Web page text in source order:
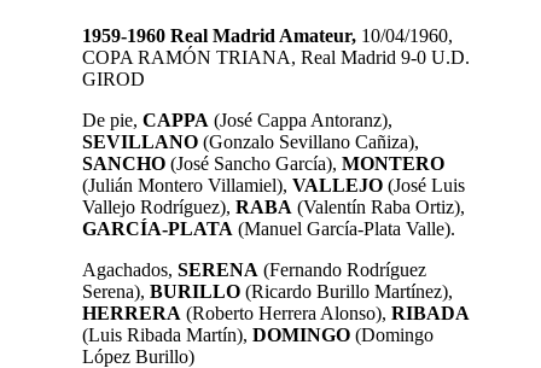
1959-1960 Real Madrid Amateur, 10/04/1960,
COPA RAMÓN TRIANA, Real Madrid 9-0 U.D.
GIROD
De pie, CAPPA (José Cappa Antoranz),
SEVILLANO (Gonzalo Sevillano Cañiza),
SANCHO (José Sancho García), MONTERO
(Julián Montero Villamiel), VALLEJO (José Luis
Vallejo Rodríguez), RABA (Valentín Raba Ortiz),
GARCÍA-PLATA (Manuel García-Plata Valle).
Agachados, SERENA (Fernando Rodríguez
Serena), BURILLO (Ricardo Burillo Martínez),
HERRERA (Roberto Herrera Alonso), RIBADA
(Luis Ribada Martín), DOMINGO (Domingo
López Burillo)